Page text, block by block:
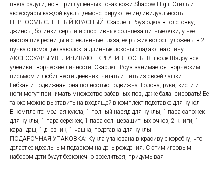
цвета радуги, но в приглушенных тонах кожи Shadow High. Стиль и
аксессуары каждой куклы демонстрируют ее индивидуальность.
ПЕРЕОСМЫСЛЕННЫЙ КРАСНЫЙ: Скарлетт Роуз одета в толстовку,
джинсы, ботинки, серьги и спортивные солнцезащитные очки; у нее
настоящие ресницы и стеклянные глаза; ее рыжие волосы уложены в 2
пучка с помощью заколок, а длинные локоны спадают на спину
АКСЕССУАРЫ УВЕЛИЧИВАЮТ КРЕАТИВНОСТЬ: В школе Шэдоу все
ученики творческие личности. Скарлетт Роуз занимается творческим
письмом и любит вести дневник, читать и пить из своей чашки.
Гибкая и подвижная: она полностью подвижна. Голова, руки, кисти и
ноги могут принимать множество забавных поз, даже балансировать! Ее
также можно выставить на входящей в комплект подставке для кукол
В комплекте: модная кукла, 1 полный наряд для куклы, 1 пара сапожек
для куклы, 1 пара сережек, 1 пара солнцезащитных очков, 2 книги, 1
карандаш, 1 дневник, 1 чашка, подставка для куклы
ПОДАРОЧНАЯ УПАКОВКА: Кукла упакована в красивую коробку, что
делает ее идеальным подарком на день рождения. С этим игровым
набором дети будут бесконечно веселиться, придумывая